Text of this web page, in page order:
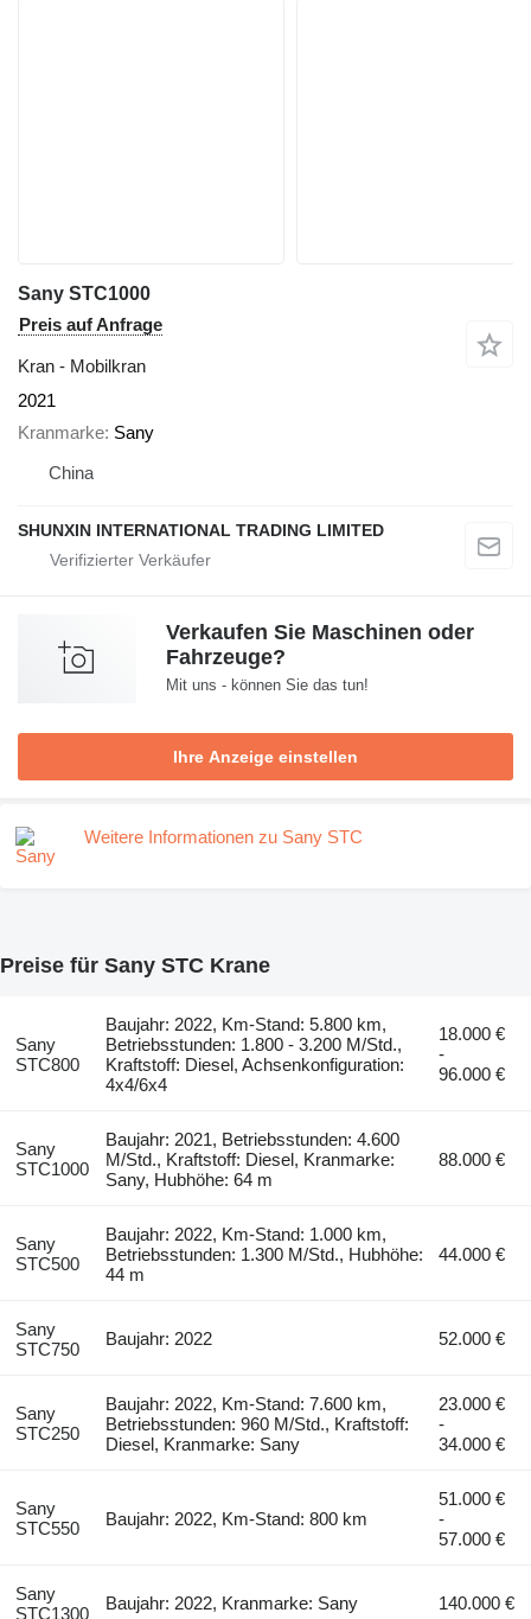
Sany STC1000
Preis auf Anfrage
Kran - Mobilkran
2021
Kranmarke Sany
China
SHUNXIN INTERNATIONAL TRADING LIMITED
Verkaufen Sie Maschinen oder
Fahrzeuge?
Mit uns - können Sie das tun!
Ihre Anzeige einstellen
Weitere Informationen zu Sany STC
Preise für Sany STC Krane
Sany
STC800
Baujahr: 2022, Km-Stand: 5.800 km,
Betriebsstunden: 1.800 - 3.200 M/Std.,
Kraftstoff: Diesel, Achsenkonfiguration:
4x4/6x4
18.000 €
-
96.000 €
Sany
STC1000
Baujahr: 2021, Betriebsstunden: 4.600
M/Std., Kraftstoff: Diesel, Kranmarke:
Sany, Hubhöhe: 64 m
88.000 €
Sany
STC500
Baujahr: 2022, Km-Stand: 1.000 km,
Betriebsstunden: 1.300 M/Std., Hubhöhe:
44 m
44.000 €
Sany
STC750
Baujahr: 2022 52.000 €
Sany
STC250
Baujahr: 2022, Km-Stand: 7.600 km,
Betriebsstunden: 960 M/Std., Kraftstoff:
Diesel, Kranmarke: Sany
23.000 €
-
34.000 €
Sany
STC550
Baujahr: 2022, Km-Stand: 800 km
51.000 €
-
57.000 €
Sany
STC1300
Baujahr: 2022, Kranmarke: Sany 140.000 €